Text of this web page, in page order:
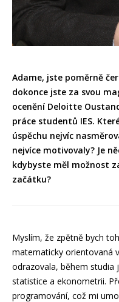
Adame, jste poměrně
dokonce jste za svou
ocenění Deloitte
práce studentů IES.
úspěchu nejvíc
nejvíce motivovaly? Je
kdybyste měl možnost
začátku?
Myslím, že zpětně bych
matematicky orientovaná
odrazovala, během studia
statistice a ekonometrii.
programování, což mi